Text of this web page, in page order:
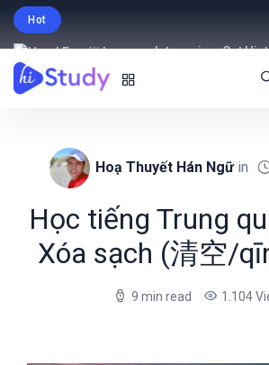
Hot
Intro price. Get
-95% off.
Hoạ Thuyết Hán Ngữin
Học tiếng Trung
Xóa sạch (清空/
9 min read 1.104